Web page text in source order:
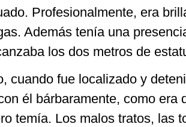
Profesionalmente, era
Además tenía una
los dos metros de
cuando fue localizado y
él bárbaramente, como era
temía. Los malos tratos, las